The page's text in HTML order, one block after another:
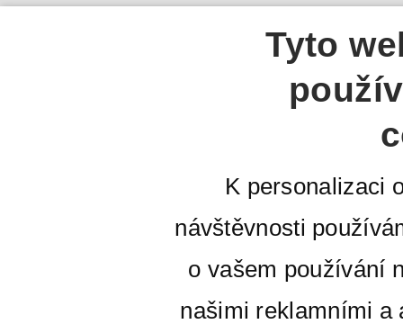
Tyto
K personalizaci
návštěvnosti
o vašem používání
našimi reklamními a